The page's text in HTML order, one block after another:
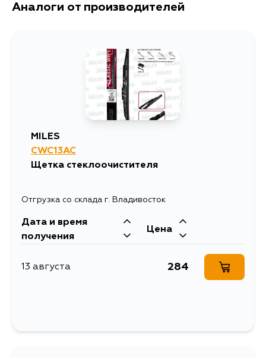
Аналоги от производителей
MILES
CWC13AC
Щетка стеклоочистителя
Отгрузка со склада г. Владивосток
Дата и время
получения
Цена
13 августа 284